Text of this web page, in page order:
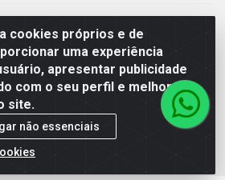
cookies próprios e de
uma experiência
apresentar publicidade
com o seu perfil e melhorar a
site.
não essenciais
Produtos Para Panificação LTDA -
Santos Filho, 2425, Gp B1 Bl. 02 -
Guararapes/PE - CEP 54.350-100 -
03.042.263/0001-51